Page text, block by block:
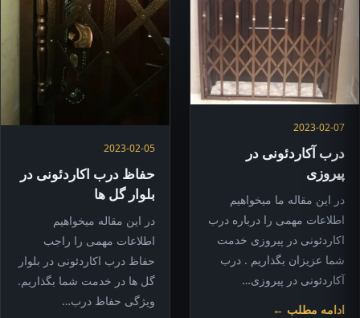
2023-02-07
درب آکاردئونی در
پیروزی
در این مقاله ما میخواهیم
اطلاعات مهمی را درباره درب
اکاردئونی در پیروزی خدمت
شما عزیزان بگذاریم . درب
آکاردئونی در پیروزی…
ادامه مطلب ←
2023-02-05
حفاظ درب اکاردئونی در
بلوار گل ها
در این مقاله میخواهیم
اطلاعات مهمی را راجب
حفاظ درب اکاردئونی در بلوار
گل ها در خدمت شما بگذاریم.
ویژگی حفاظ درب…